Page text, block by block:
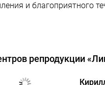
и благоприятного
репродукции